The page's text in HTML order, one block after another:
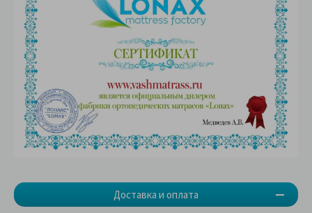
Доставка и оплата